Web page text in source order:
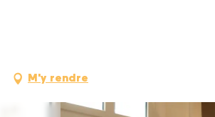
M'y rendre